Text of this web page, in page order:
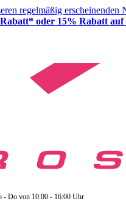
regelmäßig erscheinenden
oder 15% Rabatt auf
- Do von 10:00 - 16:00 Uhr